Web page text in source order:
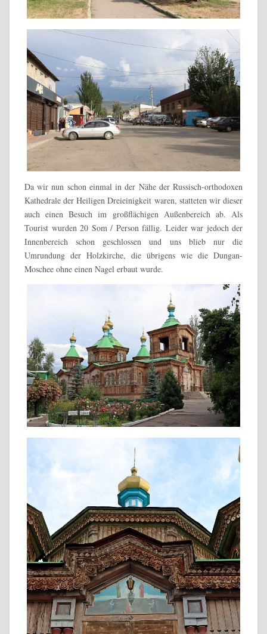
Da wir nun schon einmal in der Nähe der Russisch-orthodoxen
Kathedrale der Heiligen Dreieinigkeit waren, statteten wir dieser
auch einen Besuch im großflächigen Außenbereich ab. Als
Tourist wurden 20 Som / Person fällig. Leider war jedoch der
Innenbereich schon geschlossen und uns blieb nur die
Umrundung der Holzkirche, die übrigens wie die Dungan-
Moschee ohne einen Nagel erbaut wurde.